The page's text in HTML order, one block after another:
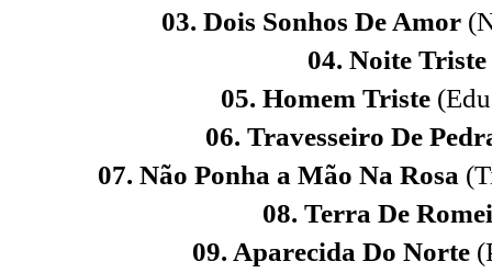
03. Dois Sonhos De Amor
04. Noite Triste
05. Homem Triste
06. Travesseiro De
07. Não Ponha a Mão Na Rosa
08. Terra De
09. Aparecida Do Norte